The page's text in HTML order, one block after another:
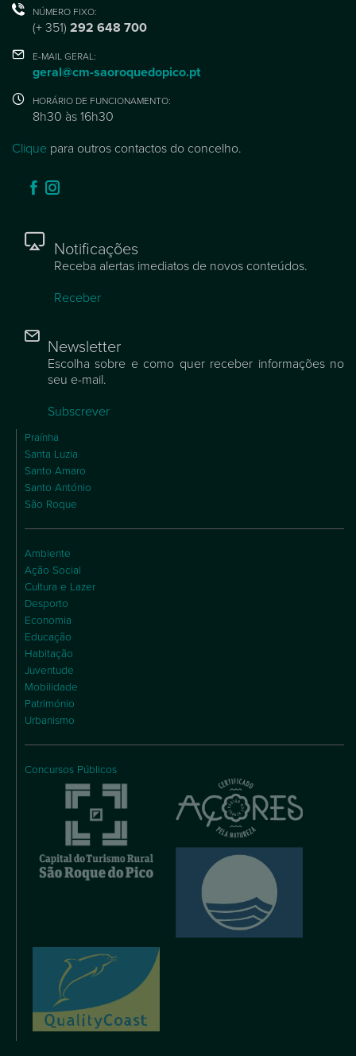
NÚMERO FIXO:
(+ 351) 292 648 700
E-MAIL GERAL:
geral@cm-saoroquedopico.pt
HORÁRIO DE FUNCIONAMENTO:
8h30 às 16h30
Clique para outros contactos do concelho.
Notificações
Receba alertas imediatos de novos conteúdos.
Receber
Newsletter
Escolha sobre e como quer receber informações no
seu e-mail.
Subscrever
Praínha
Santa Luzia
Santo Amaro
Santo António
São Roque
Ambiente
Ação Social
Cultura e Lazer
Desporto
Economia
Educação
Habitação
Juventude
Mobilidade
Património
Urbanismo
Concursos Públicos